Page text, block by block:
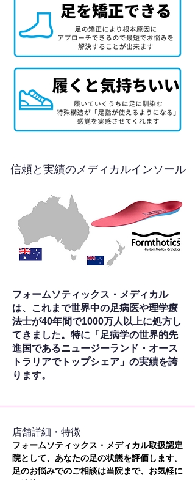
信頼と実績のメディカルインソール
フォームソティックス・メディカル
は、これまで世界中の足病医や理学療
法士が40年間で1000万人以上に処方し
てきました。特に「足病学の世界的先
進国であるニュージーランド・オース
トラリアでトップシェア」の実績を誇
ります。
​店舗詳細・特徴
フォームソティックス・メディカル取扱認定
院として、あなたの足の状態を評価します。
足のお悩みでのご相談は当院まで、お気軽に